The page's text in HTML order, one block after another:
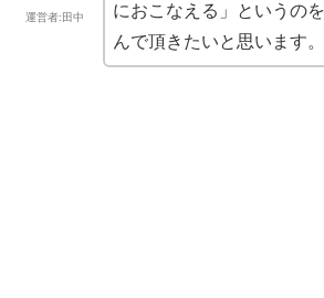
運営者:田中
におこなえる」というの
んで頂きたいと思います。